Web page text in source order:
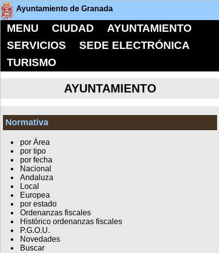
Ayuntamiento de Granada
MENU CIUDAD
AYUNTAMIENTO
SERVICIOS
SEDE ELECTRÓNICA
TURISMO
AYUNTAMIENTO
Normativa
por Área
por tipo
por fecha
Nacional
Andaluza
Local
Europea
por estado
Ordenanzas fiscales
Histórico ordenanzas fiscales
P.G.O.U.
Novedades
Buscar